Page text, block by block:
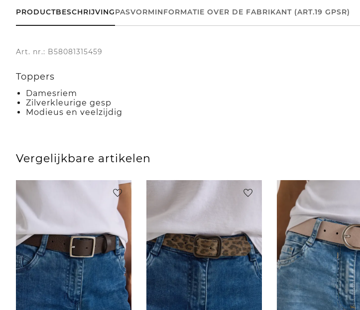
PRODUCTBESCHRIJVINGPASVORMINFORMATIE OVER DE FABRIKANT (ART.19 GPSR)
Art. nr.: B58081315459
Toppers
Damesriem
Zilverkleurige gesp
Modieus en veelzijdig
Vergelijkbare artikelen